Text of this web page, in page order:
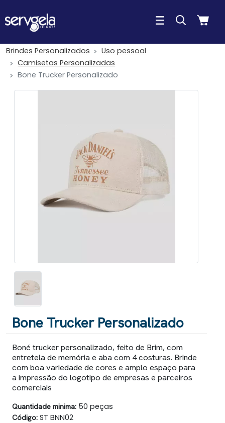
Brindes Personalizados
Uso pessoal
Camisetas Personalizadas
Bone Trucker Personalizado
Bone Trucker Personalizado
Boné trucker personalizado, feito de Brim, com
entretela de memória e aba com 4 costuras. Brinde
com boa variedade de cores e amplo espaço para
a impressão do logotipo de empresas e parceiros
comerciais
Quantidade minima: 50 peças
Código: ST BNN02